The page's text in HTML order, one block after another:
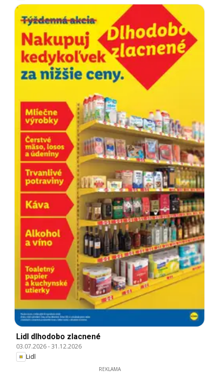
Lidl dlhodobo zlacnené
03.07.2026-31.12.2026
Lidl
REKLAMA